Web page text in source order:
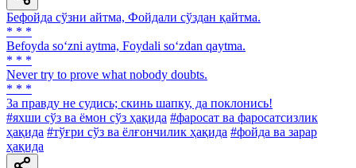
Бефойда сўзни айтма, Фойдали сўздан қайтма.
* * *
Befoyda so‘zni aytma, Foydali so‘zdan qaytma.
* * *
Never try to prove what nobody doubts.
* * *
3a правду не судись; скинь шапку, да поклонись!
#яхши сўз ва ёмон сўз ҳақида #фаросат ва фаросатсизлик
ҳақида #тўғри сўз ва ёлғончилик ҳақида #фойда ва зарар
ҳақида